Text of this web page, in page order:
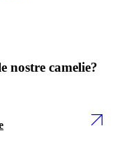
nostre camelie?